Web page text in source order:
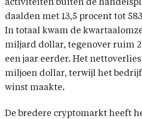
activiteiten buiten de
daalden met 13,5 procent tot
In totaal kwam de
miljard dollar, tegenover ruim
een jaar eerder. Het
miljoen dollar, terwijl het
winst maakte.
De bredere cryptomarkt heeft